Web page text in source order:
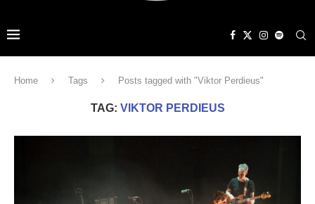
Home Tags Posts tagged with "Viktor Perdieus"
TAG: VIKTOR PERDIEUS